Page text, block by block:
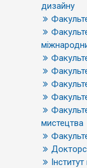
дизайну
мистецтва